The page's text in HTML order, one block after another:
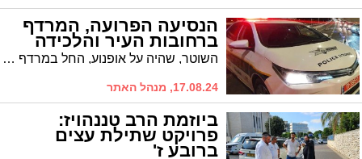
הנסיעה הפרועה, המרדף
ברחובות העיר והלכידה
השוטר, שהיה על אופנוע, החל במרדף אחר הקטנוע שדהר ברחובות העיר וסיכן נוסעים אחרים בכביש והולכי רגל. רק לאחר חצי שעה של מרדף הצליחו השוטרים לעצור את השניים לאחר שנגמר להם הדלק בקטנוע
17.08.24, מנהל האתר
ביוזמת הרב טננהויז:
פרויקט שתילת עצים
ברובע ז'